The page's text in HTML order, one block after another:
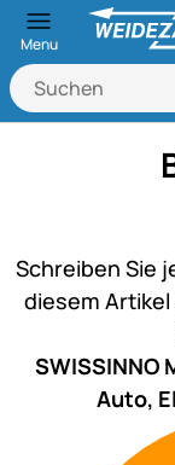
Menu
Schreiben Sie
diesem
SWISSINNO
Auto,